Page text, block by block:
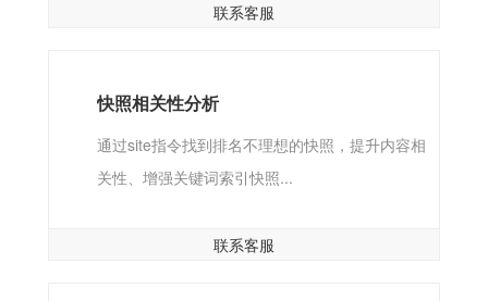
联系客服
快照相关性分析
通过site指令找到排名不理想的快照，提升内容相
关性、增强关键词索引快照...
联系客服